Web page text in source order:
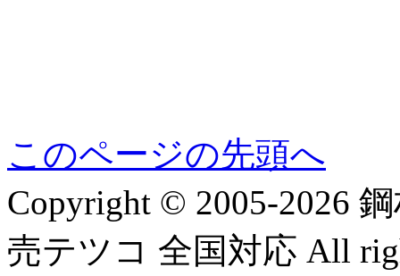
このページの先頭へ
Copyright © 2005-2026
売テツコ 全国対応 All